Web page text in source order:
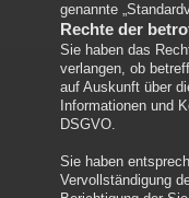
genannte
Rechte der
Sie haben das
verlangen, ob
auf Auskunft über
Informationen und
DSGVO.
Sie haben
Vervollständigung